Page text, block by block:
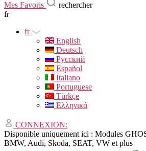
Mes Favoris
rechercher
fr
fr
English
Deutsch
Русский
Español
Italiano
Portuguese
Türkçe
Ελληνικά
CONNEXION:
Disponible uniquement ici : Modules
BMW, Audi, Skoda, SEAT, VW et plus